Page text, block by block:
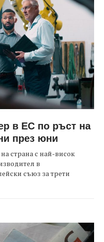
в ЕС по ръст на
през юни
страна с най-висок
в
съюз за трети